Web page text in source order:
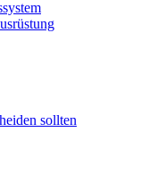
sollten